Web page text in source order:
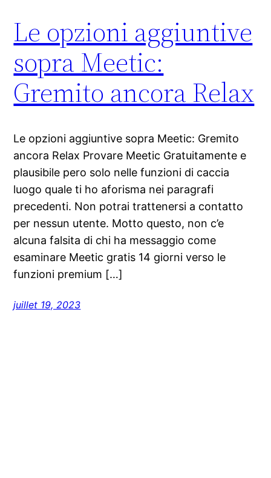
Le opzioni aggiuntive
sopra Meetic:
Gremito ancora Relax
Le opzioni aggiuntive sopra Meetic: Gremito
ancora Relax Provare Meetic Gratuitamente e
plausibile pero solo nelle funzioni di caccia
luogo quale ti ho aforisma nei paragrafi
precedenti. Non potrai trattenersi a contatto
per nessun utente. Motto questo, non c’e
alcuna falsita di chi ha messaggio come
esaminare Meetic gratis 14 giorni verso le
funzioni premium […]
juillet 19, 2023